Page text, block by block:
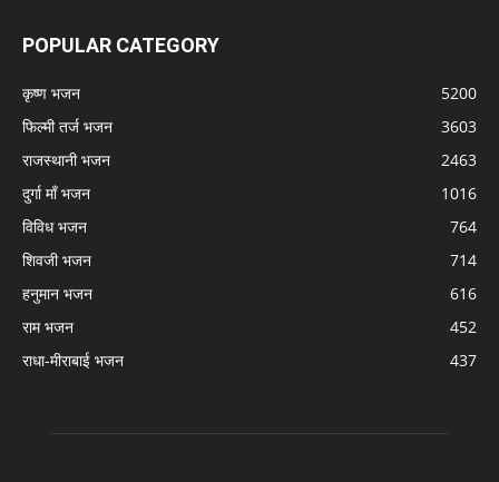
POPULAR CATEGORY
कृष्ण भजन
5200
फिल्मी तर्ज भजन
3603
राजस्थानी भजन
2463
दुर्गा माँ भजन
1016
विविध भजन
764
शिवजी भजन
714
हनुमान भजन
616
राम भजन
452
राधा-मीराबाई भजन
437